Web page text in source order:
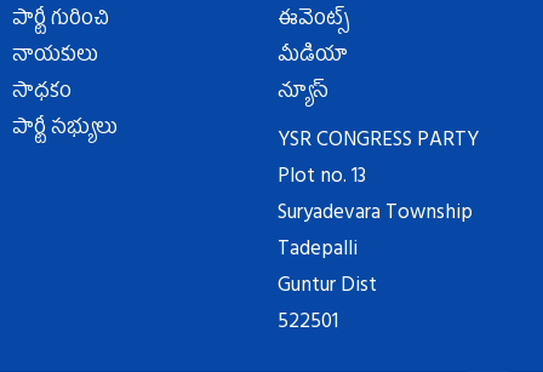
పార్టీ గురించి
నాయకులు
సాధకం
పార్టీ సభ్యులు
ఈవెంట్స్
మీడియా
న్యూస్
YSR CONGRESS PARTY
Plot no. 13
Suryadevara Township
Tadepalli
Guntur Dist
522501